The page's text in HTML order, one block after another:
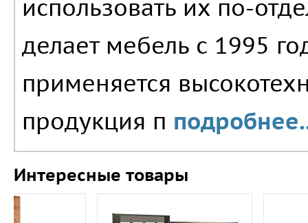
использовать их по-
делает мебель с 1995
применяется
продукция п
Интересные товары